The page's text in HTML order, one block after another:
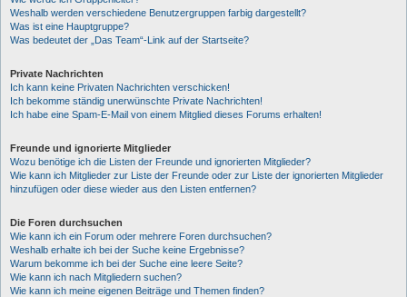
Weshalb werden verschiedene Benutzergruppen farbig dargestellt?
Was ist eine Hauptgruppe?
Was bedeutet der „Das Team“-Link auf der Startseite?
Private Nachrichten
Ich kann keine Privaten Nachrichten verschicken!
Ich bekomme ständig unerwünschte Private Nachrichten!
Ich habe eine Spam-E-Mail von einem Mitglied dieses Forums erhalten!
Freunde und ignorierte Mitglieder
Wozu benötige ich die Listen der Freunde und ignorierten Mitglieder?
Wie kann ich Mitglieder zur Liste der Freunde oder zur Liste der ignorierten Mitglieder
hinzufügen oder diese wieder aus den Listen entfernen?
Die Foren durchsuchen
Wie kann ich ein Forum oder mehrere Foren durchsuchen?
Weshalb erhalte ich bei der Suche keine Ergebnisse?
Warum bekomme ich bei der Suche eine leere Seite?
Wie kann ich nach Mitgliedern suchen?
Wie kann ich meine eigenen Beiträge und Themen finden?